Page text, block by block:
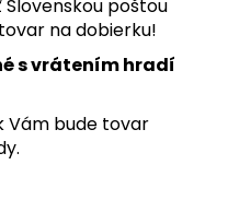
poštou
tovar na dobierku!
s vrátením hradí
Vám bude tovar